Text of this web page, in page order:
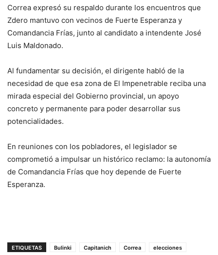
Correa expresó su respaldo durante los encuentros que
Zdero mantuvo con vecinos de Fuerte Esperanza y
Comandancia Frías, junto al candidato a intendente José
Luis Maldonado.
Al fundamentar su decisión, el dirigente habló de la
necesidad de que esa zona de El Impenetrable reciba una
mirada especial del Gobierno provincial, un apoyo
concreto y permanente para poder desarrollar sus
potencialidades.
En reuniones con los pobladores, el legislador se
comprometió a impulsar un histórico reclamo: la autonomía
de Comandancia Frías que hoy depende de Fuerte
Esperanza.
ETIQUETAS Bulinki Capitanich Correa
elecciones